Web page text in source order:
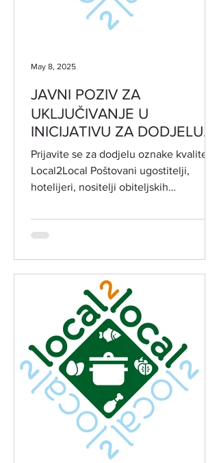
JAVNI POZIV ZA
UKLJUČIVANJE U
INICIJATIVU ZA DODJELU
OZNAKE KVALITETE
Local2Local
Prijavite se za dodjelu oznake kvalitete
Local2Local Poštovani ugostitelji,
hotelijeri, nositelji obiteljskih
May 8, 2025